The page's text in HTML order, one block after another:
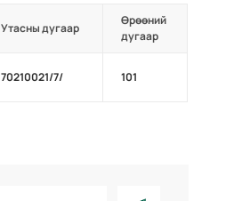
Утасны дугаар
Өрөөний
дугаар
70210021/7/ 101